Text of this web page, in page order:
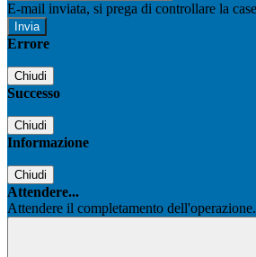
E-mail inviata, si prega di controllare la
Errore
Chiudi
Successo
Chiudi
Informazione
Chiudi
Attendere...
Attendere il completamento